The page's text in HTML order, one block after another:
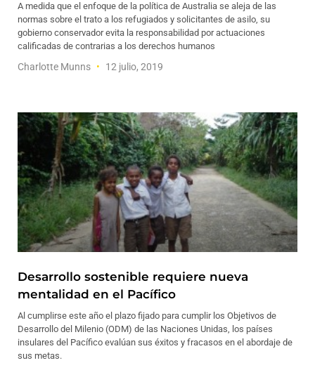
A medida que el enfoque de la política de Australia se aleja de las
normas sobre el trato a los refugiados y solicitantes de asilo, su
gobierno conservador evita la responsabilidad por actuaciones
calificadas de contrarias a los derechos humanos
Charlotte Munns 12 julio, 2019
Desarrollo sostenible requiere nueva
mentalidad en el Pacífico
Al cumplirse este año el plazo fijado para cumplir los Objetivos de
Desarrollo del Milenio (ODM) de las Naciones Unidas, los países
insulares del Pacífico evalúan sus éxitos y fracasos en el abordaje de
sus metas.